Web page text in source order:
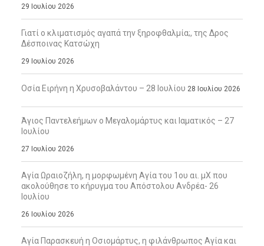
29 Ιουλίου 2026
Γιατί ο κλιματισμός αγαπά την ξηροφθαλμία;, της Δρος
Δέσποινας Κατσώχη
29 Ιουλίου 2026
Οσία Ειρήνη η Χρυσοβαλάντου – 28 Ιουλίου 28 Ιουλίου 2026
Άγιος Παντελεήμων ο Μεγαλομάρτυς και Ιαματικός – 27
Ιουλίου
27 Ιουλίου 2026
Αγία Ωραιοζήλη, η μορφωμένη Αγία του 1ου αι. μΧ που
ακολούθησε το κήρυγμα του Απόστολου Ανδρέα- 26
Ιουλίου
26 Ιουλίου 2026
Αγία Παρασκευή η Οσιομάρτυς, η φιλάνθρωπος Αγία και